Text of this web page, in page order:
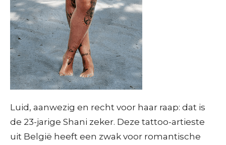
Luid, aanwezig en recht voor haar raap: dat is
de 23-jarige Shani zeker. Deze tattoo-artieste
uit België heeft een zwak voor romantische